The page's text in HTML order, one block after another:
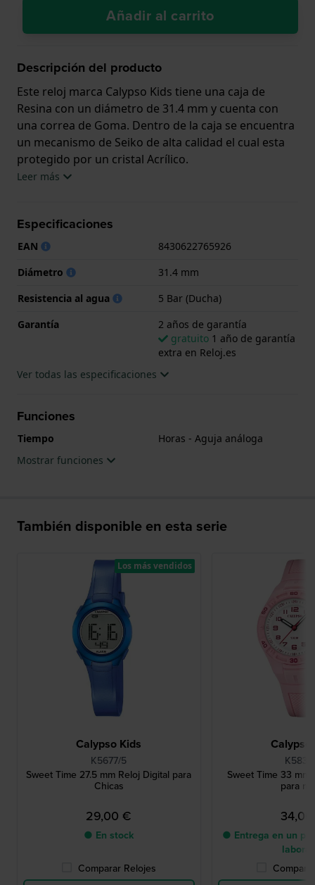
Añadir al carrito
Descripción del producto
Este reloj marca Calypso Kids tiene una caja de
Resina con un diámetro de 31.4 mm y cuenta con
una correa de Goma. Dentro de la caja se encuentra
un mecanismo de Seiko de alta calidad el cual esta
protegido por un cristal Acrílico.
reloj viene con 2 años de garantía.
Leer más
Especificaciones
EAN
8430622765926
Diámetro
31.4 mm
Resistencia al agua
5 Bar (Ducha)
Garantía
2 años de garantía
gratuito 1 año de garantía
extra en Reloj.es
Ver todas las especificaciones
Funciones
Tiempo
Horas - Aguja análoga
Mostrar funciones
También disponible en esta serie
Calypso Kids
K5677/5
Sweet Time 27.5 mm Reloj Digital para
Chicas
29,00 €
● En stock
Comparar Relojes
Los más vendidos
Calypso
Sweet Time 33 mm
para
● Entrega en un